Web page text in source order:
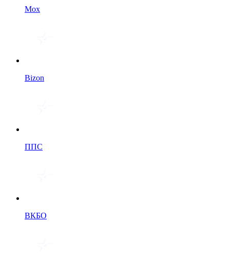
Мох
Bizon
ППС
ВКБО